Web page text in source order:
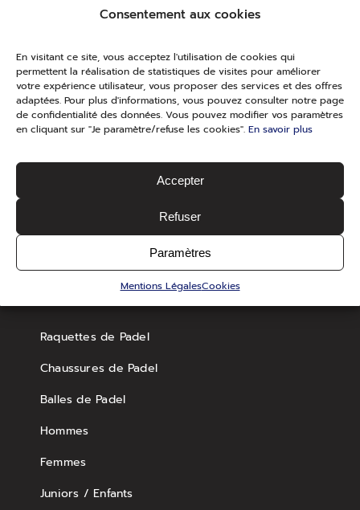
Consentement aux cookies
En visitant ce site, vous acceptez l'utilisation de cookies qui
permettent la réalisation de statistiques de visites pour améliorer
votre expérience utilisateur, vous proposer des services et des offres
adaptées. Pour plus d'informations, vous pouvez consulter notre page
de confidentialité des données. Vous pouvez modifier vos paramètres
en cliquant sur "Je paramètre/refuse les cookies". En savoir plus
Accepter
Refuser
Paramètres
Mentions LégalesCookies
NOS CATÉGORIES
Raquettes de Tennis
Cordages de Tennis
Volants de Badminton
Raquettes de Padel
Chaussures de Padel
Balles de Padel
Hommes
Femmes
Juniors / Enfants